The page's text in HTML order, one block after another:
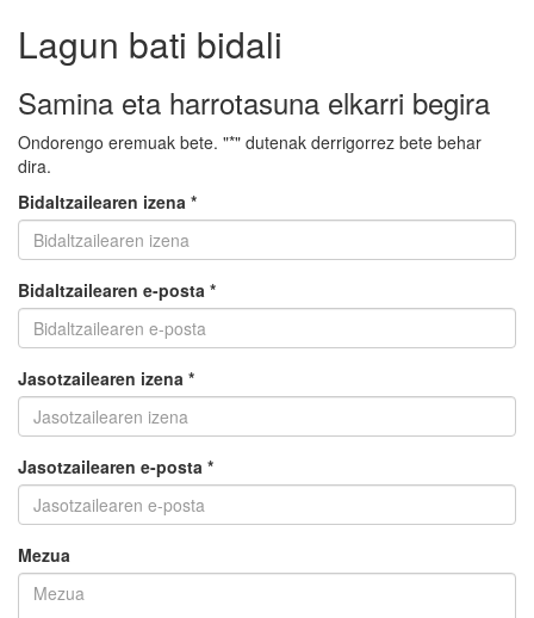
Lagun bati bidali
Samina eta harrotasuna elkarri begira
Ondorengo eremuak bete. "*" dutenak derrigorrez bete behar
dira.
Bidaltzailearen izena *
Bidaltzailearen e-posta *
Jasotzailearen izena *
Jasotzailearen e-posta *
Mezua